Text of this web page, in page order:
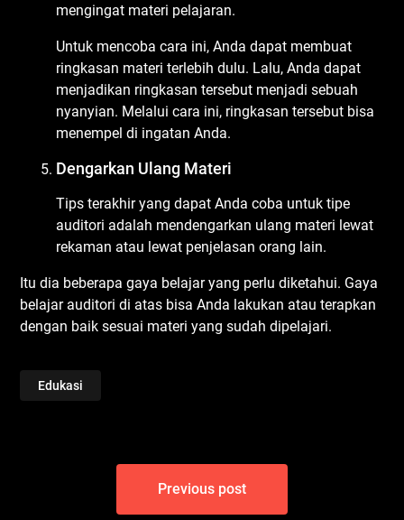
mengingat materi pelajaran.
Untuk mencoba cara ini, Anda dapat membuat
ringkasan materi terlebih dulu. Lalu, Anda dapat
menjadikan ringkasan tersebut menjadi sebuah
nyanyian. Melalui cara ini, ringkasan tersebut bisa
menempel di ingatan Anda.
Dengarkan Ulang Materi
Tips terakhir yang dapat Anda coba untuk tipe
auditori adalah mendengarkan ulang materi lewat
rekaman atau lewat penjelasan orang lain.
Itu dia beberapa gaya belajar yang perlu diketahui. Gaya
belajar auditori di atas bisa Anda lakukan atau terapkan
dengan baik sesuai materi yang sudah dipelajari.
Edukasi
Previous post